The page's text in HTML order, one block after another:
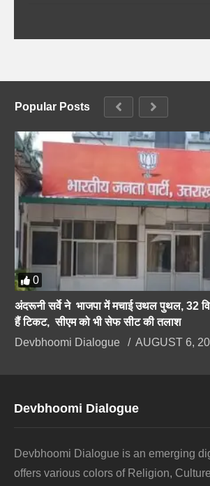
Popular Posts
0
अंदरूनी सर्वे ने भाजपा में मचाई उथल पुथल, 32
हैं टिकट, सीएम को भी सेफ सीट की तलाश
Devbhoomi Dialogue
AUGUST 6,
Devbhoomi Dialogue
Devbhoomi Dialogue is an emerging
offers various colors of Religion,